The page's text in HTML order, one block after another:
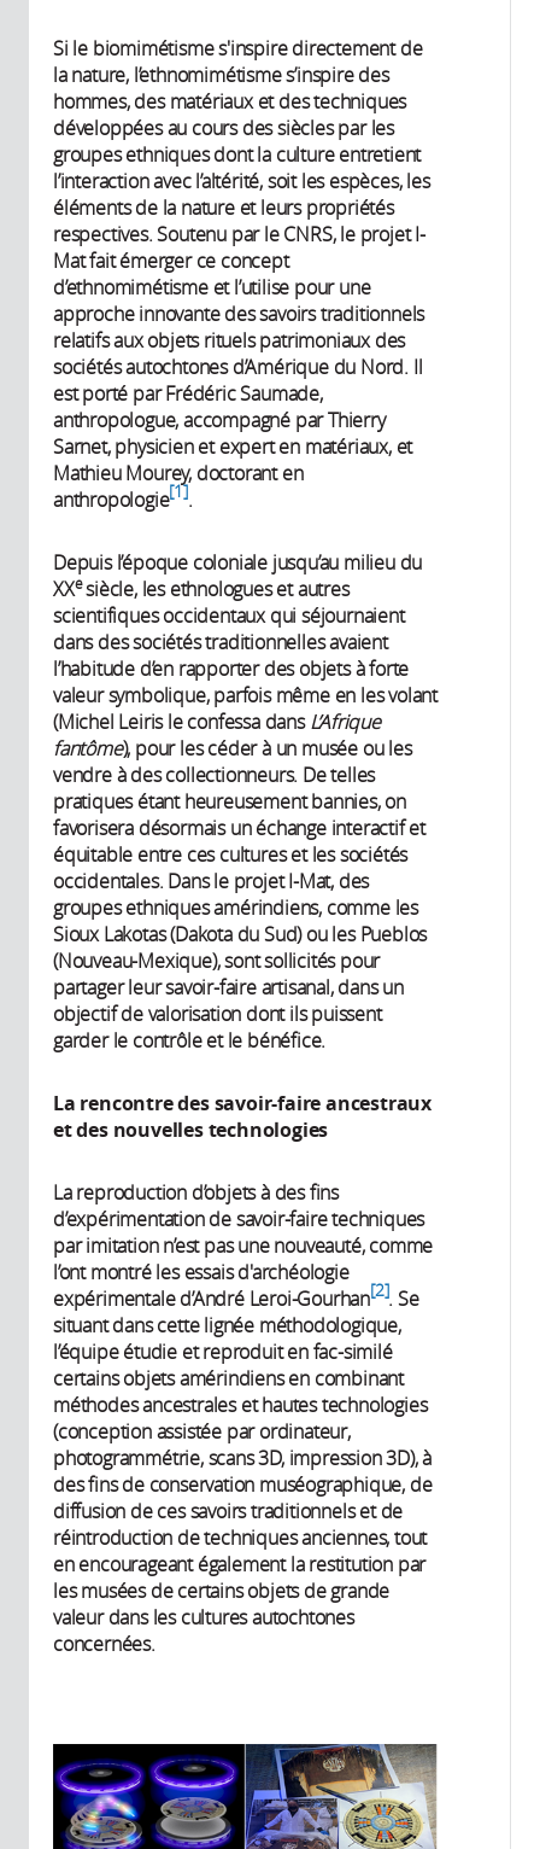
Si le biomimétisme s'inspire directement de
la nature, l’ethnomimétisme s’inspire des
hommes, des matériaux et des techniques
développées au cours des siècles par les
groupes ethniques dont la culture entretient
l’interaction avec l’altérité, soit les espèces, les
éléments de la nature et leurs propriétés
respectives. Soutenu par le CNRS, le projet I-
Mat fait émerger ce concept
d’ethnomimétisme et l’utilise pour une
approche innovante des savoirs traditionnels
relatifs aux objets rituels patrimoniaux des
sociétés autochtones d’Amérique du Nord. Il
est porté par Frédéric Saumade,
anthropologue, accompagné par Thierry
Sarnet, physicien et expert en matériaux, et
Mathieu Mourey, doctorant en
anthropologie 1 .
Depuis l’époque coloniale jusqu’au milieu du
XXesiècle, les ethnologues et autres
scientifiques occidentaux qui séjournaient
dans des sociétés traditionnelles avaient
l’habitude d’en rapporter des objets à forte
valeur symbolique, parfois même en les volant
(Michel Leiris le confessa dansL’Afrique
fantôme), pour les céder à un musée ou les
vendre à des collectionneurs. De telles
pratiques étant heureusement bannies, on
favorisera désormais un échange interactif et
équitable entre ces cultures et les sociétés
occidentales. Dans le projet I-Mat, des
groupes ethniques amérindiens, comme les
Sioux Lakotas (Dakota du Sud) ou les Pueblos
(Nouveau-Mexique), sont sollicités pour
partager leur savoir-faire artisanal, dans un
objectif de valorisation dont ils puissent
garder le contrôle et le bénéfice.
La rencontre des savoir-faire ancestraux
et des nouvelles technologies
La reproduction d’objets à des fins
d’expérimentation de savoir-faire techniques
par imitation n’est pas une nouveauté, comme
l’ont montré les essais d'archéologie
expérimentale d’André Leroi-Gourhan 2 . Se
situant dans cette lignée méthodologique,
l’équipe étudie et reproduit en fac-similé
certains objets amérindiens en combinant
méthodes ancestrales et hautes technologies
(conception assistée par ordinateur,
photogrammétrie, scans 3D, impression 3D), à
des fins de conservation muséographique, de
diffusion de ces savoirs traditionnels et de
réintroduction de techniques anciennes, tout
en encourageant également la restitution par
les musées de certains objets de grande
valeur dans les cultures autochtones
concernées.